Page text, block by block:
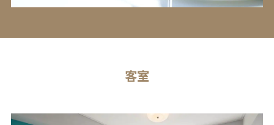
a
客室